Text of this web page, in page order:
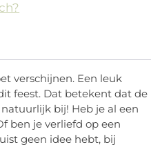
verschijnen. Een leuk
feest. Dat betekent dat de
bij! Heb je al een
ben je verliefd op een
geen idee hebt, bij